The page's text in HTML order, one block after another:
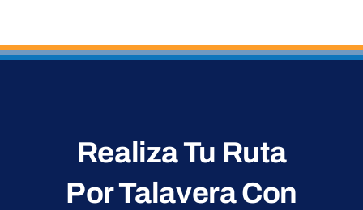
Realiza Tu Ruta
Por TalaveraCon